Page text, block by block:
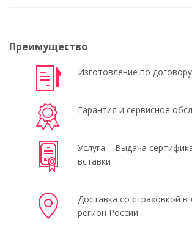
Преимущество
Изготовление по договору
Гарантия и сервисное
Услуга – Выдача
вставки
Доставка со страховкой
регион России